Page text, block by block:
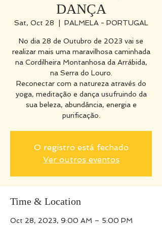
DANÇA
Sat, Oct 28 PALMELA - PORTUGAL
No dia 28 de Outubro de 2023 vai se
realizar mais uma maravilhosa caminhada
na Cordilheira Montanhosa da Arrábida,
na Serra do Louro.
Reconectar com a natureza através do
yoga, meditação e dança usufruindo da
sua beleza, abundância, energia e
O registro está fechado
Ver outros eventos
Time & Location
Oct 28, 2023, 9:00 AM – 5:00 PM